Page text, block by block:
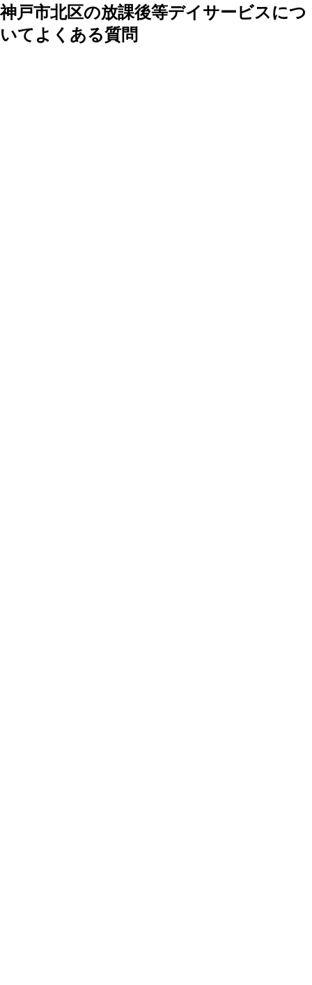
神戸市北区の放課後等デイサービスにつ
いてよくある質問